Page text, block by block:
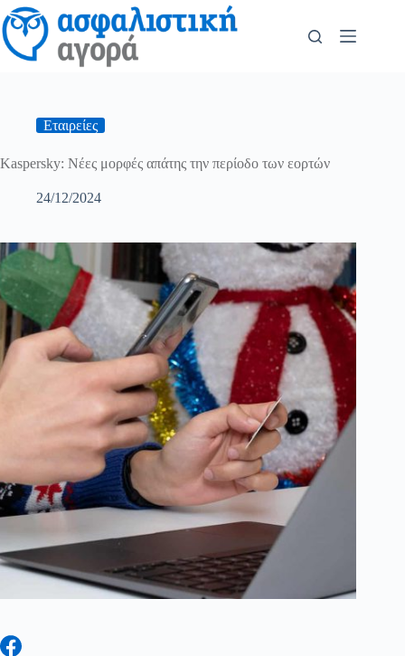
Εταιρείες
Kaspersky: Νέες μορφές απάτης την περίοδο των εορτών
24/12/2024